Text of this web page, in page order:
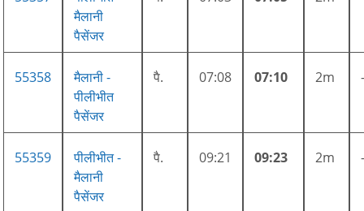
मैलानी
पैसेंजर
55358
मैलानी -
पीलीभीत
पैसेंजर
पै. 07:08 07:10 2m
55359
पीलीभीत -
मैलानी
पैसेंजर
पै. 09:21 09:23 2m